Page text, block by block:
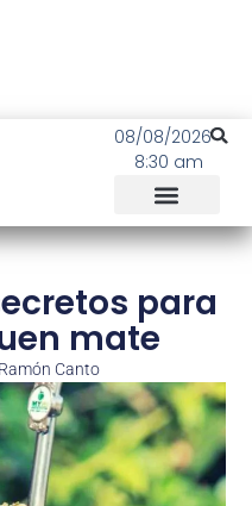
08/08/2026
8:30 am
para
mate
Ramón Canto